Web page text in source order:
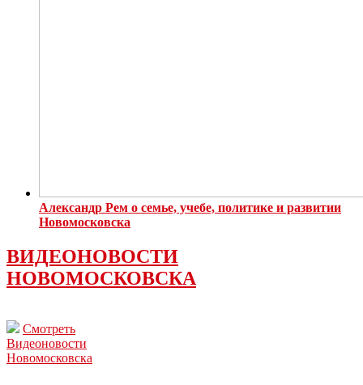
Александр Рем о семье, учебе, политике и развитии
Новомосковска
ВИДЕОНОВОСТИ
НОВОМОСКОВСКА
Смотреть
Видеоновости
Новомосковска